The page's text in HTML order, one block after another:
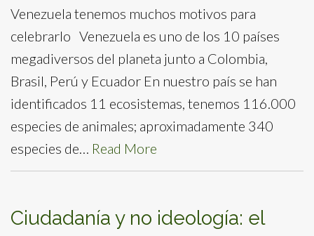
Venezuela tenemos muchos motivos para
celebrarlo Venezuela es uno de los 10 países
megadiversos del planeta junto a Colombia,
Brasil, Perú y Ecuador En nuestro país se han
identificados 11 ecosistemas, tenemos 116.000
especies de animales; aproximadamente 340
especies de… Read More
Ciudadanía y no ideología: el